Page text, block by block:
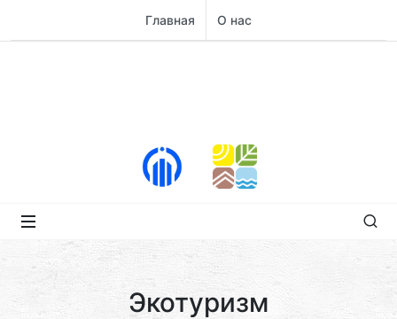
Главная О нас
Экотуризм